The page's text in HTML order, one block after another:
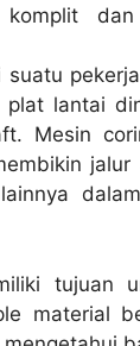
komplit
suatu
plat lantai
Mesin
tujuan
material